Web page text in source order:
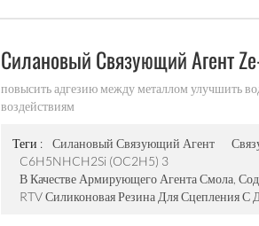
Силановый Связующий Агент
повысить адгезию между металлом улучшить
воздействиям
Теги : Силановый Связующий Агент
C6H5NHCH2Si (OC2H5) 3
В Качестве Армирующего Агента Смола,
RTV Силиконовая Резина Для Сцепления С